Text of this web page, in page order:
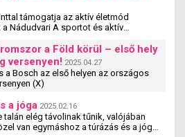
támogatja az aktív életmód
Nádudvari A sportot és aktív
tevékenységét támogatja a
induló pályázata. A
pályzat a cég társadalmi
programjának új eleme. A
magyarországi szervezetek
amelyek 5 és 25 év közötti fiatalok
a rendszeres mozgás,
– jelentette be Nagy Ádám, a
Kft. ügyvezető igazgatója.
a Föld körül – első hely
versenyen! 2025.04.27
a Bosch az első helyen az országos
Fut a cég versenyen (X)
a jóga 2025.02.16
talán elég távolinak tűnik, valójában
van egymáshoz a túrázás és a jóga.